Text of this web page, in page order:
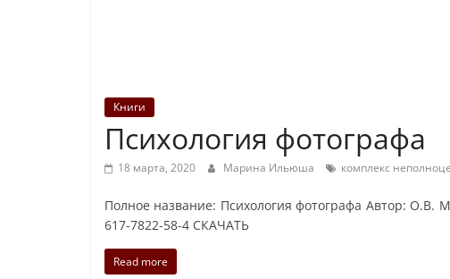
Книги
Психология фотографа
18 марта, 2020 Марина Ильюша комплекс
Полное название: Психология фотографа Автор: О.В.
617-7822-58-4 СКАЧАТЬ
Read more